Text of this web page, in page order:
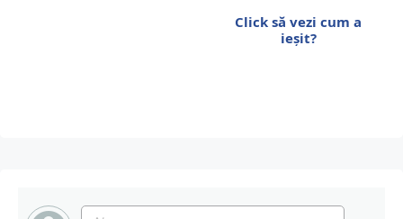
Click să vezi cum a
ieșit?